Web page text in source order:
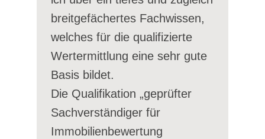
breitgefächertes Fachwissen,
welches für die qualifizierte
Wertermittlung eine sehr gute
Basis bildet.
Die Qualifikation „geprüfter
Sachverständiger für
Immobilienbewertung